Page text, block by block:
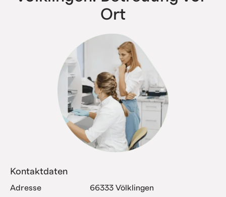
Ort
Kontaktdaten
Adresse 66333 Völklingen